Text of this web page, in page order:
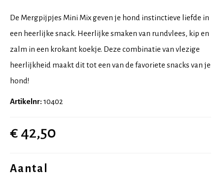
De Mergpijpjes Mini Mix geven je hond instinctieve liefde in
een heerlijke snack. Heerlijke smaken van rundvlees, kip en
zalm in een krokant koekje. Deze combinatie van vlezige
heerlijkheid maakt dit tot een van de favoriete snacks van je
hond!
Artikelnr: 10402
€ 42,50
Aantal